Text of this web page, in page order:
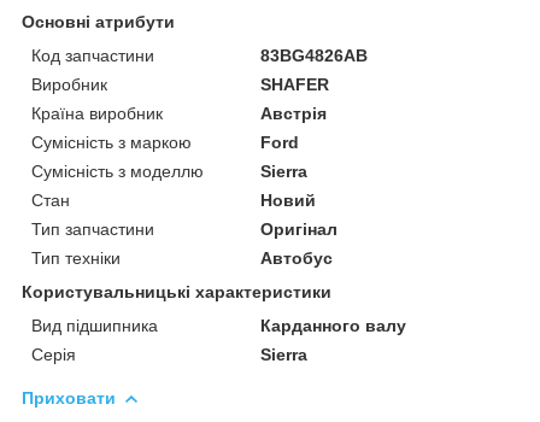
Основні атрибути
Код запчастини
83BG4826AB
Виробник
SHAFER
Країна виробник
Австрія
Сумісність з маркою
Ford
Сумісність з моделлю
Sierra
Стан
Новий
Тип запчастини
Оригінал
Тип техніки
Автобус
Користувальницькі характеристики
Вид підшипника
Карданного валу
Серія
Sierra
Приховати